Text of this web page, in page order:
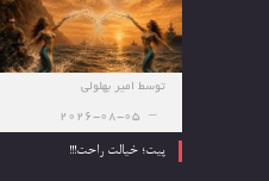
توسط امیر بهلولی
2026-08-05
پیت؛ خیالت راحت!!!